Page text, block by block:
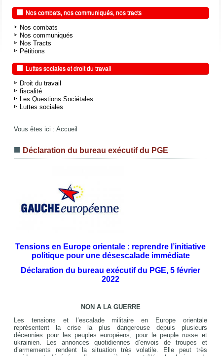
Nos combats, nos communiqués, nos tracts
Nos combats
Nos communiqués
Nos Tracts
Pétitions
Luttes sociales et droit du travail
Droit du travail
fiscalité
Les Questions Sociétales
Luttes sociales
Vous êtes ici :Accueil
Déclaration du bureau exécutif du PGE
Tensions en Europe orientale : reprendre l’initiative
politique pour une désescalade immédiate
Déclaration du bureau exécutif du PGE, 5 février
2022
NON A LA GUERRE
Les tensions et l’escalade militaire en Europe orientale
représentent la crise la plus dangereuse depuis plusieurs
décennies pour les peuples européens, pour le peuple russe et
ukrainien. Les annonces quotidiennes d’envois de troupes et
d’armements rendent la situation très volatile. Elle peut très